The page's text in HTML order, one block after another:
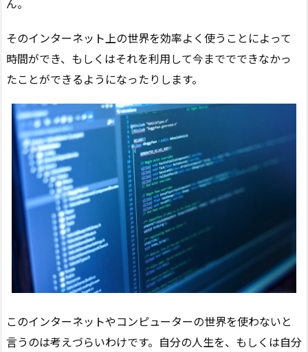
そのインターネット上の世界を効率よく使うことによって
時間ができ、もしくはそれを利用して今まででできなかっ
たことができるようになったりします。
このインターネットやコンピューターの世界を使わないと
言うのは考えづらいわけです。自分の人生を、もしくは自分